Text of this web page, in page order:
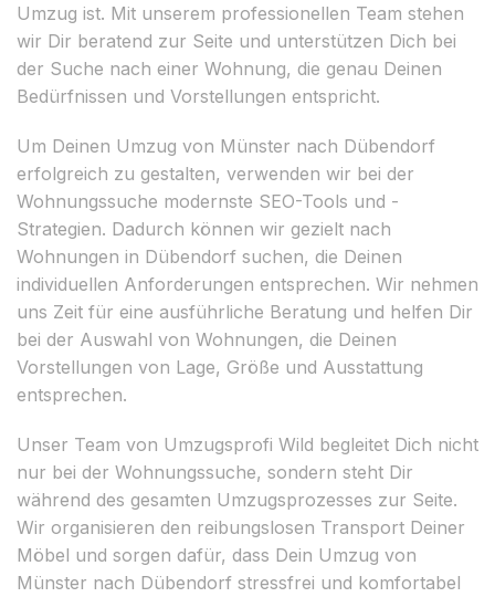
Umzug ist. Mit unserem professionellen Team stehen
wir Dir beratend zur Seite und unterstützen Dich bei
der Suche nach einer Wohnung, die genau Deinen
Bedürfnissen und Vorstellungen entspricht.
Um Deinen Umzug von Münster nach Dübendorf
erfolgreich zu gestalten, verwenden wir bei der
Wohnungssuche modernste SEO-Tools und -
Strategien. Dadurch können wir gezielt nach
Wohnungen in Dübendorf suchen, die Deinen
individuellen Anforderungen entsprechen. Wir nehmen
uns Zeit für eine ausführliche Beratung und helfen Dir
bei der Auswahl von Wohnungen, die Deinen
Vorstellungen von Lage, Größe und Ausstattung
entsprechen.
Unser Team von Umzugsprofi Wild begleitet Dich nicht
nur bei der Wohnungssuche, sondern steht Dir
während des gesamten Umzugsprozesses zur Seite.
Wir organisieren den reibungslosen Transport Deiner
Möbel und sorgen dafür, dass Dein Umzug von
Münster nach Dübendorf stressfrei und komfortabel